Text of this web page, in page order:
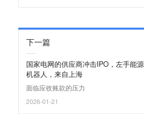
下一篇
国家电网的供应商冲击IPO，左手能
机器人，来自上海
面临应收账款的压力
2026-01-21